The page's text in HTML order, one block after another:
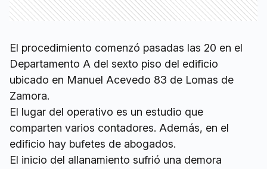
El procedimiento comenzó pasadas las 20 en el
Departamento A del sexto piso del edificio
ubicado en Manuel Acevedo 83 de Lomas de
Zamora.
El lugar del operativo es un estudio que
comparten varios contadores. Además, en el
edificio hay bufetes de abogados.
El inicio del allanamiento sufrió una demora